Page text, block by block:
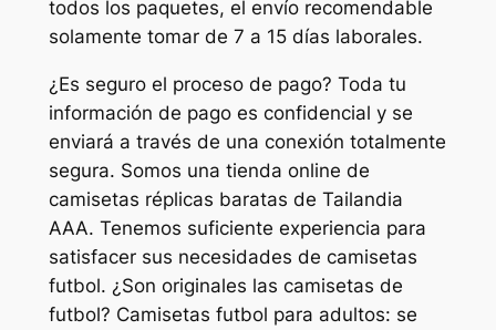
todos los paquetes, el envío recomendable
solamente tomar de 7 a 15 días laborales.
¿Es seguro el proceso de pago? Toda tu
información de pago es confidencial y se
enviará a través de una conexión totalmente
segura. Somos una tienda online de
camisetas réplicas baratas de Tailandia
AAA. Tenemos suficiente experiencia para
satisfacer sus necesidades de camisetas
futbol. ¿Son originales las camisetas de
futbol? Camisetas futbol para adultos: se